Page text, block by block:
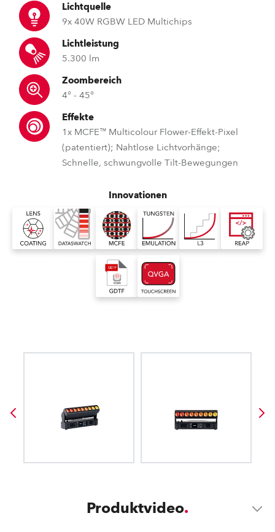
Lichtquelle
9x 40W RGBW LED Multichips
Lichtleistung
5.300 lm
Zoombereich
4° - 45°
Effekte
1x MCFE™ Multicolour Flower-Effekt-Pixel
(patentiert); Nahtlose Lichtvorhänge;
Schnelle, schwungvolle Tilt-Bewegungen
Innovationen
Produktvideo